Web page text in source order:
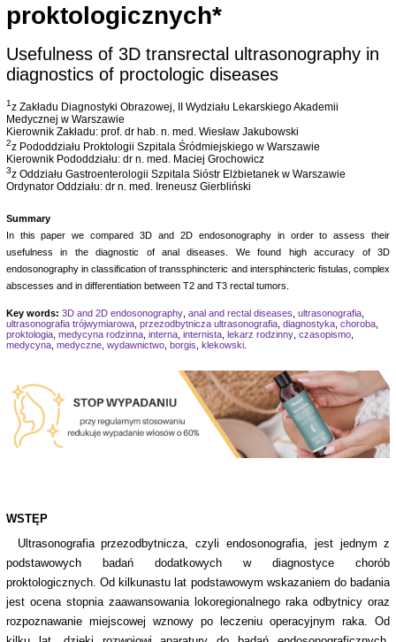
proktologicznych*
Usefulness of 3D transrectal ultrasonography in
diagnostics of proctologic diseases
1z Zakładu Diagnostyki Obrazowej, II Wydziału Lekarskiego Akademii
Medycznej w Warszawie
Kierownik Zakładu: prof. dr hab. n. med. Wiesław Jakubowski
2z Pododdziału Proktologii Szpitala Śródmiejskiego w Warszawie
Kierownik Pododdziału: dr n. med. Maciej Grochowicz
3z Oddziału Gastroenterologii Szpitala Sióstr Elżbietanek w Warszawie
Ordynator Oddziału: dr n. med. Ireneusz Gierbliński
Summary
In this paper we compared 3D and 2D endosonography in order to assess their
usefulness in the diagnostic of anal diseases. We found high accuracy of 3D
endosonography in classification of transsphincteric and intersphincteric fistulas, complex
abscesses and in differentiation between T2 and T3 rectal tumors.
Key words: 3D and 2D endosonography, anal and rectal diseases, ultrasonografia,
ultrasonografia trójwymiarowa, przezodbytnicza ultrasonografia, diagnostyka, choroba,
proktologia, medycyna rodzinna, interna, internista, lekarz rodzinny, czasopismo,
medycyna, medyczne, wydawnictwo, borgis, klekowski.
WSTĘP
Ultrasonografia przezodbytnicza, czyli endosonografia, jest jednym z
podstawowych badań dodatkowych w diagnostyce chorób
proktologicznych. Od kilkunastu lat podstawowym wskazaniem do badania
jest ocena stopnia zaawansowania lokoregionalnego raka odbytnicy oraz
rozpoznawanie miejscowej wznowy po leczeniu operacyjnym raka. Od